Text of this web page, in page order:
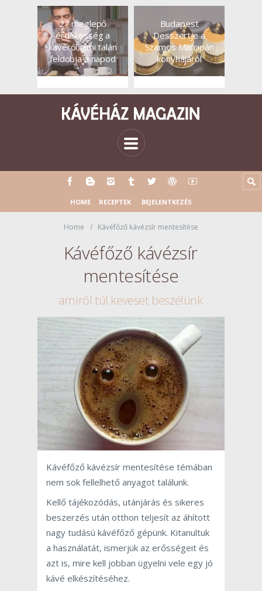
27 meglepő
érdekesség a
kávéról, ami talán
feldobja a napod
Budapest
Desszertje a
Szamos Marcipán
konyhájáról
HOME RECEPTEK BEJELENTKEZÉS
Home Kávéfőző kávézsír mentesítése
Kávéfőző kávézsír
mentesítése
amiről túl keveset beszélünk
Kávéfőző kávézsír mentesítése témában
nem sok fellelhető anyagot találunk.
Kellő tájékozódás, utánjárás és sikeres
beszerzés után otthon teljesít az áhított
nagy tudású kávéfőző gépünk. Kitanultuk
a használatát, ismerjük az erősségeit és
azt is, mire kell jobban ügyelni vele egy jó
kávé elkészítéséhez.